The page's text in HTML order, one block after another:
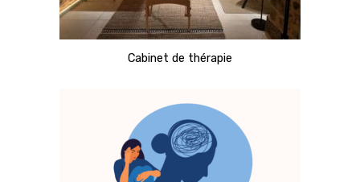
Cabinet de thérapie